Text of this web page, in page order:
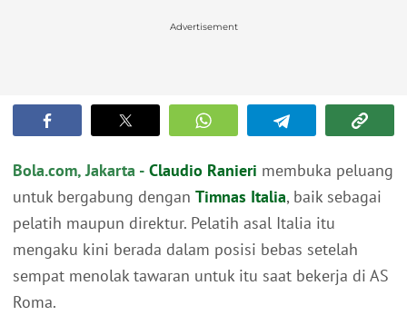
Advertisement
Bola.com, Jakarta - Claudio Ranieri membuka peluang
untuk bergabung dengan Timnas Italia, baik sebagai
pelatih maupun direktur. Pelatih asal Italia itu
mengaku kini berada dalam posisi bebas setelah
sempat menolak tawaran untuk itu saat bekerja di AS
Roma.